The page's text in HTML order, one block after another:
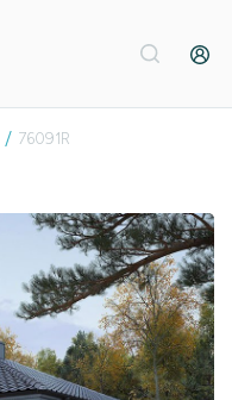
/ 76091R